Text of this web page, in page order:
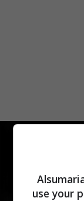
"سومر أف.أم."
والثقافي
use your